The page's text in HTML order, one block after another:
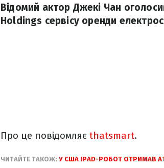
Відомий актор Джекі Чан
Holdings сервісу оренди
Про це повідомляє thatsmart.
ЧИТАЙТЕ ТАКОЖ: У США IPAD-РОБОТ ОТРИМАВ